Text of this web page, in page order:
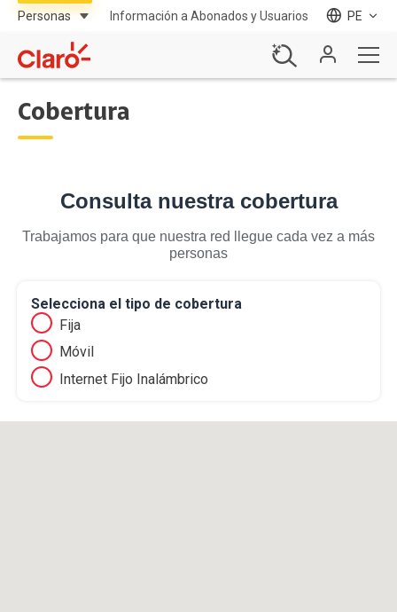
Información a Abonados y Usuarios PE
Cobertura
Consulta nuestra cobertura
Trabajamos para que nuestra red llegue cada vez a más
personas
Selecciona el tipo de cobertura
Fija
Móvil
Internet Fijo Inalámbrico